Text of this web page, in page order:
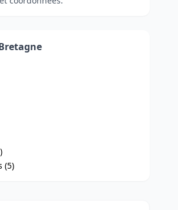
(5)